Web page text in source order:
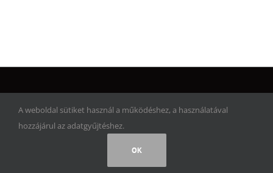
FacebookInstagram
A weboldal sütiket használ a működéshez, a használatával
hozzájárul az adatgyűjtéshez.
OK